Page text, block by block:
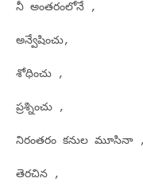
నీ అంతరంలోనే ,
అన్వేషించు,
శోధించు ,
ప్రశ్నించు ,
నిరంతరం కనుల మూసినా ,
తెరచిన ,